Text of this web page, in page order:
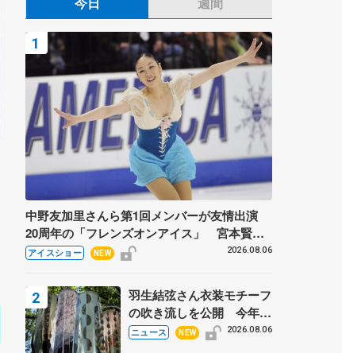
中野友加里さんら第1回メンバーが友情出演
20周年の「フレンズオンアイス」 宮本賢二
さん、有川梨絵さん、田村岳斗さんも
アイスショー NEW 2026.08.06
羽生結弦さん衣装モチーフ
の吹き流しを公開 今年は
「春よ、来い」、仙台の瑞
ニュース NEW 2026.08.06